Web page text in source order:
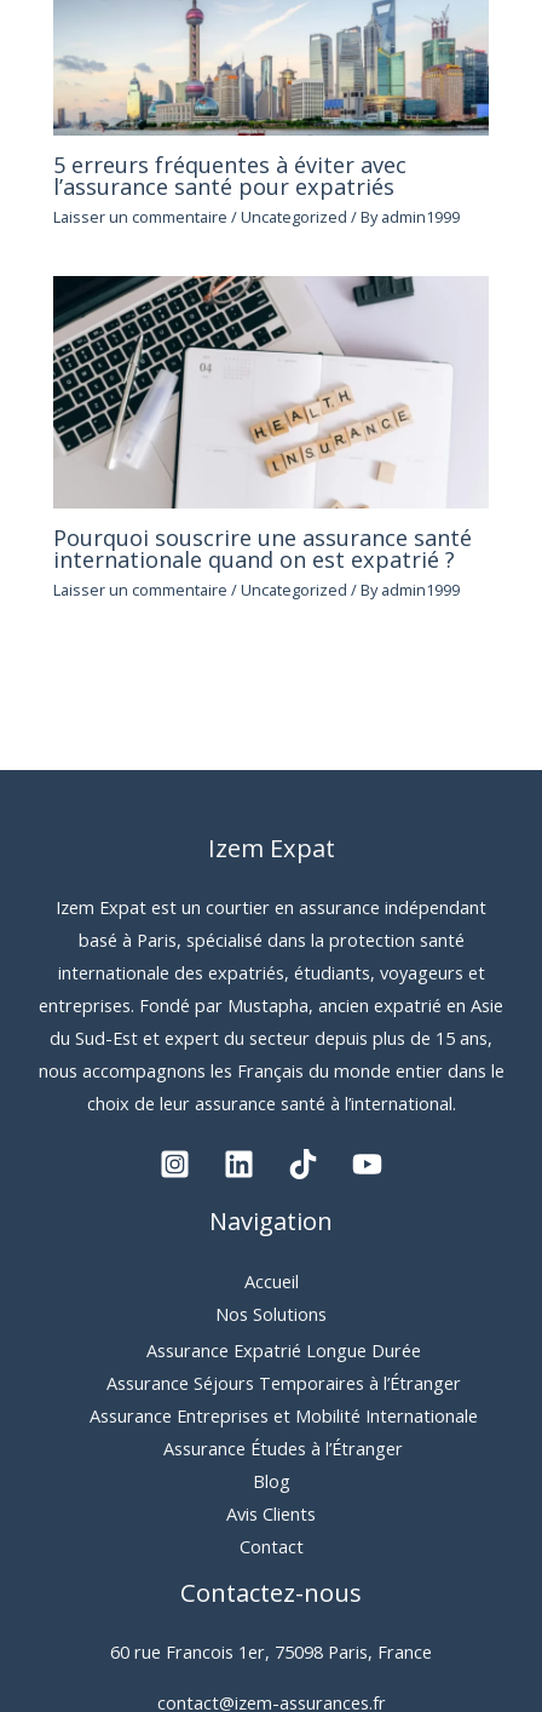
5 erreurs fréquentes à éviter avec
l’assurance santé pour expatriés
Laisser un commentaire /Uncategorized / Byadmin1999
Pourquoi souscrire une assurance santé
internationale quand on est expatrié ?
Laisser un commentaire /Uncategorized / Byadmin1999
Izem Expat
Izem Expat est un courtier en assurance indépendant
basé à Paris, spécialisé dans la protection santé
internationale des expatriés, étudiants, voyageurs et
entreprises. Fondé par Mustapha, ancien expatrié en Asie
du Sud-Est et expert du secteur depuis plus de 15 ans,
nous accompagnons les Français du monde entier dans le
choix de leur assurance santé à l’international.
Navigation
Accueil
Nos Solutions
Assurance Expatrié Longue Durée
Assurance Séjours Temporaires à l’Étranger
Assurance Entreprises et Mobilité Internationale
Assurance Études à l’Étranger
Blog
Avis Clients
Contact
Contactez-nous
60 rue Francois 1er, 75098 Paris, France
contact@izem-assurances.fr